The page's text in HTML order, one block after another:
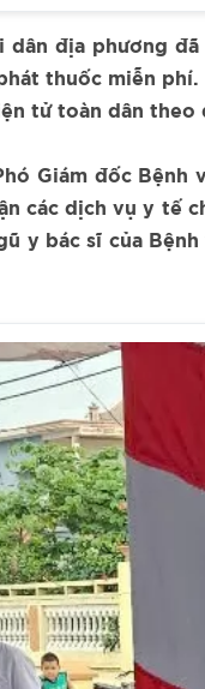
địa phương
thuốc miễn
tử toàn dân theo
Giám đốc
các dịch vụ y tế
y bác sĩ của